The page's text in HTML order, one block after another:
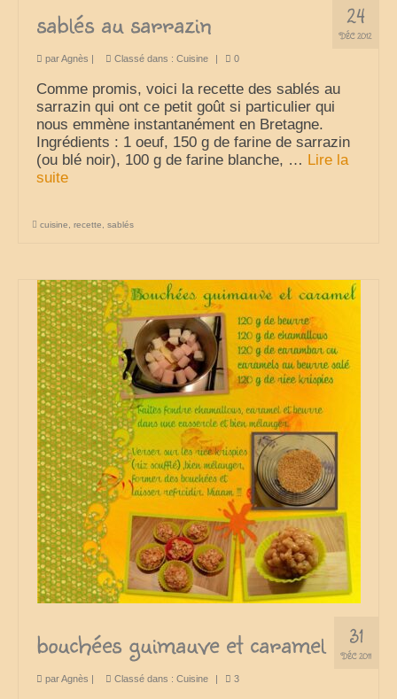
24
DÉC 2012
sablés au sarrazin
parAgnès | Classé dans : Cuisine | 0
Comme promis, voici la recette des sablés au
sarrazin qui ont ce petit goût si particulier qui
nous emmène instantanément en Bretagne.
Ingrédients : 1 oeuf, 150 g de farine de sarrazin
(ou blé noir), 100 g de farine blanche, … Lire la
suite­­
cuisine recette sablés
31
DÉC 2011
bouchées guimauve et caramel
parAgnès | Classé dans : Cuisine | 3